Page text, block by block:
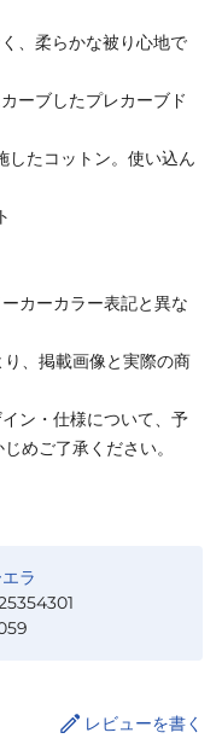
、柔らかな被り心地で
ーブしたプレカーブド
したコットン。使い込ん
カーカラー表記と異な
、掲載画像と実際の商
ン・仕様について、予
めご了承ください。
ラ
レビューを書く